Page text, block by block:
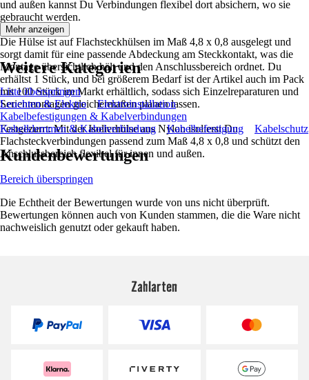
und außen kannst Du Verbindungen flexibel dort absichern, wo sie
gebraucht werden.
Die Hülse ist auf Flachsteckhülsen im Maß 4,8 x 0,8 ausgelegt und
sorgt damit für eine passende Abdeckung am Steckkontakt, was die
Montage übersichtlich hält und den Anschlussbereich ordnet. Du
erhältst 1 Stück, und bei größerem Bedarf ist der Artikel auch im Pack
mit 100 Stück im Markt erhältlich, sodass sich Einzelreparaturen und
Serienmontagen gleichermaßen planen lassen.
Festgezurrt: Mit der Isolierhülse aus Nylon isolierst Du
Flachsteckverbindungen passend zum Maß 4,8 x 0,8 und schützt den
Anschlussbereich flexibel für innen und außen.
Mehr anzeigen
Weitere Kategorien
Liste überspringen
Leuchten & Elektro
Elektroinstallation
Kabelbefestigungen & Kabelverbindungen
Kabelklemmen & Kabelverbindung
Kabelbefestigung Kabelschutz
Kundenbewertungen
Bereich überspringen
Die Echtheit der Bewertungen wurde von uns nicht überprüft.
Bewertungen können auch von Kunden stammen, die die Ware nicht
nachweislich genutzt oder gekauft haben.
Zahlarten